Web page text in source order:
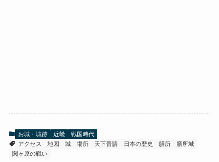
お城・城跡 近畿
戦国時代
アクセス
地図 城 場所 天下普請 日本の歴史 膳所
膳所城
関ヶ原の戦い